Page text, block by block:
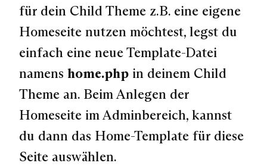
für dein Child Theme z.B. eine eigene
Homeseite nutzen möchtest, legst du
einfach eine neue Template-Datei
namens home.php in deinem Child
Theme an. Beim Anlegen der
Homeseite im Adminbereich, kannst
du dann das Home-Template für diese
Seite auswählen.